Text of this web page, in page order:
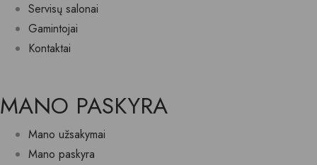
Servisų salonai
Gamintojai
Kontaktai
MANO PASKYRA
Mano užsakymai
Mano paskyra